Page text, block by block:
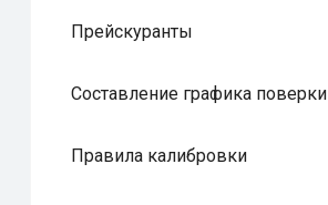
Прейскуранты
Составление графика поверки
Правила калибровки